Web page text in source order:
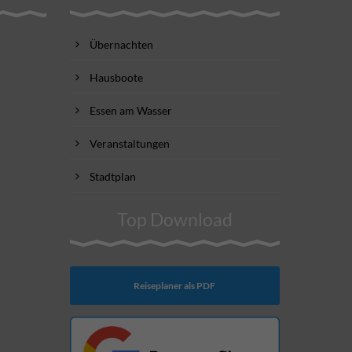
Übernachten
Hausboote
Essen am Wasser
Veranstaltungen
Stadtplan
Top Download
Reiseplaner als PDF